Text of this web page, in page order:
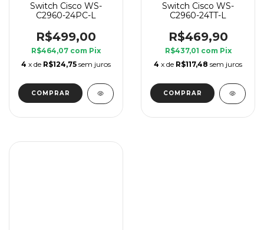
Switch Cisco WS-
C2960-24PC-L
R$499,00
R$464,07 com Pix
4 x de R$124,75 sem juros
Switch Cisco WS-
C2960-24TT-L
R$469,90
R$437,01 com Pix
4 x de R$117,48 sem juros